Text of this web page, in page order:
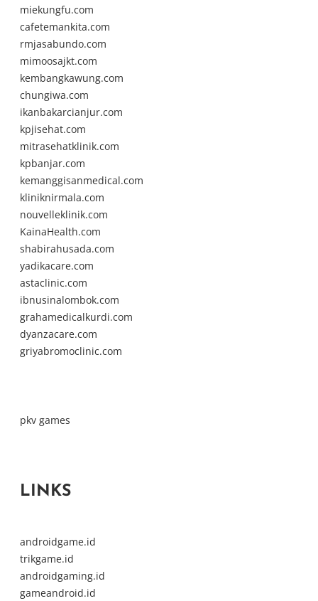
miekungfu.com
cafetemankita.com
rmjasabundo.com
mimoosajkt.com
kembangkawung.com
chungiwa.com
ikanbakarcianjur.com
kpjisehat.com
mitrasehatklinik.com
kpbanjar.com
kemanggisanmedical.com
kliniknirmala.com
nouvelleklinik.com
KainaHealth.com
shabirahusada.com
yadikacare.com
astaclinic.com
ibnusinalombok.com
grahamedicalkurdi.com
dyanzacare.com
griyabromoclinic.com
pkv games
LINKS
androidgame.id
trikgame.id
androidgaming.id
gameandroid.id